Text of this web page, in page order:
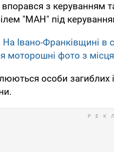
впорався з керуванням
"МАН" під
На Івано-Франківщині в
моторошні фото з місця
особи загиблих